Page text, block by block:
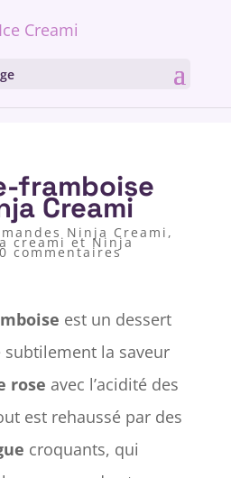
framboise
Creami
Ninja Creami ,
creami et Ninja
0 commentaires
est un dessert
la saveur
rose avec l’acidité des
est rehaussé par des
croquants, qui